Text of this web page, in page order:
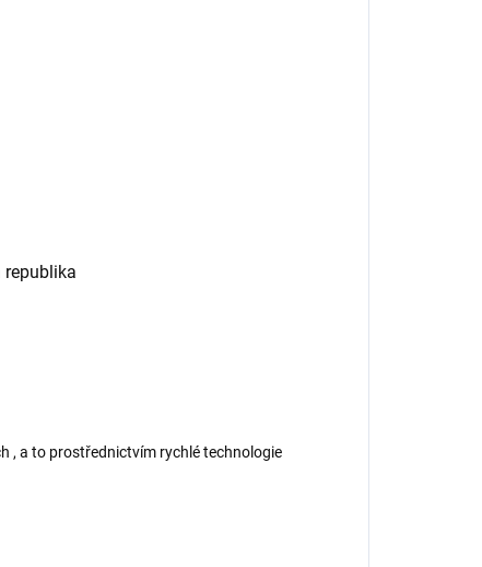
republika
, a to prostřednictvím rychlé technologie